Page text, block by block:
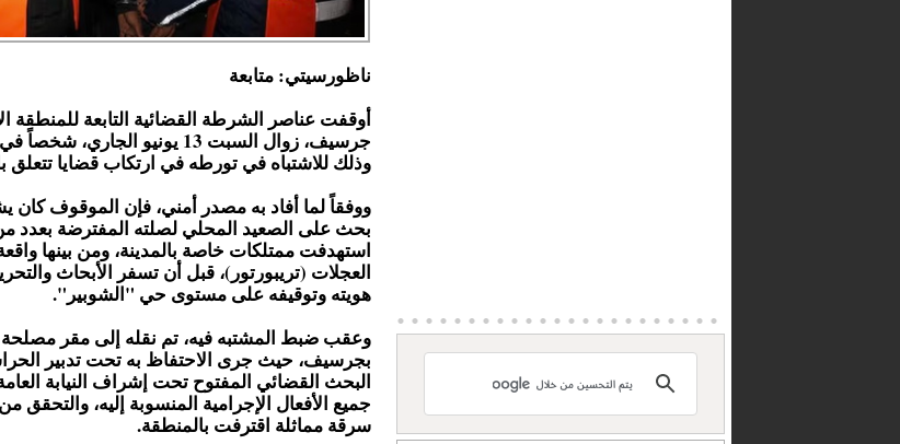
ناظورسيتي: متابعة
أوقفت عناصر الشرطة القضائية التابعة للمنطقة
جرسيف، زوال السبت 13 يونيو
وذلك للاشتباه في تورطه في ارتكاب قضايا تتعلق
ووفقاً لما أفاد به مصدر أمني، فإن الموقوف
بحث على الصعيد المحلي لصلته المفترضة بعدد
استهدفت ممتلكات خاصة بالمدينة، ومن بينها
العجلات (تريبورتور)، قبل أن تسفر الأبحاث
هويته وتوقيفه على مستوى حي "الشوبير".
وعقب ضبط المشتبه فيه، تم نقله إلى مقر
بجرسيف، حيث جرى الاحتفاظ به تحت تدبير
البحث القضائي المفتوح تحت إشراف النيابة
جميع الأفعال الإجرامية المنسوبة إليه،
سرقة مماثلة اقترفت بالمنطقة.